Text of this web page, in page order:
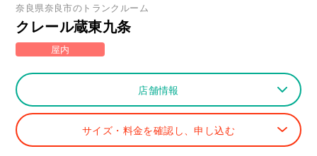
奈良県奈良市のトランクルーム
クレール蔵東九条
屋内
店舗情報
サイズ・料金を確認し、申し込む